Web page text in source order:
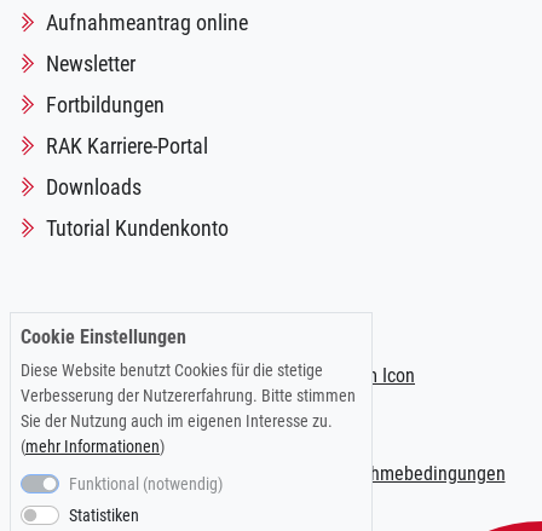
Aufnahmeantrag online
Newsletter
Fortbildungen
RAK Karriere-Portal
Downloads
Tutorial Kundenkonto
Impressum |Datenschutzerklärung Teilnahmebedingungen
Cookie Einstellungen
Diese Website benutzt Cookies für die stetige
Verbesserung der Nutzererfahrung. Bitte stimmen
Sie der Nutzung auch im eigenen Interesse zu.
(mehr Informationen)
Funktional (notwendig)
Statistiken